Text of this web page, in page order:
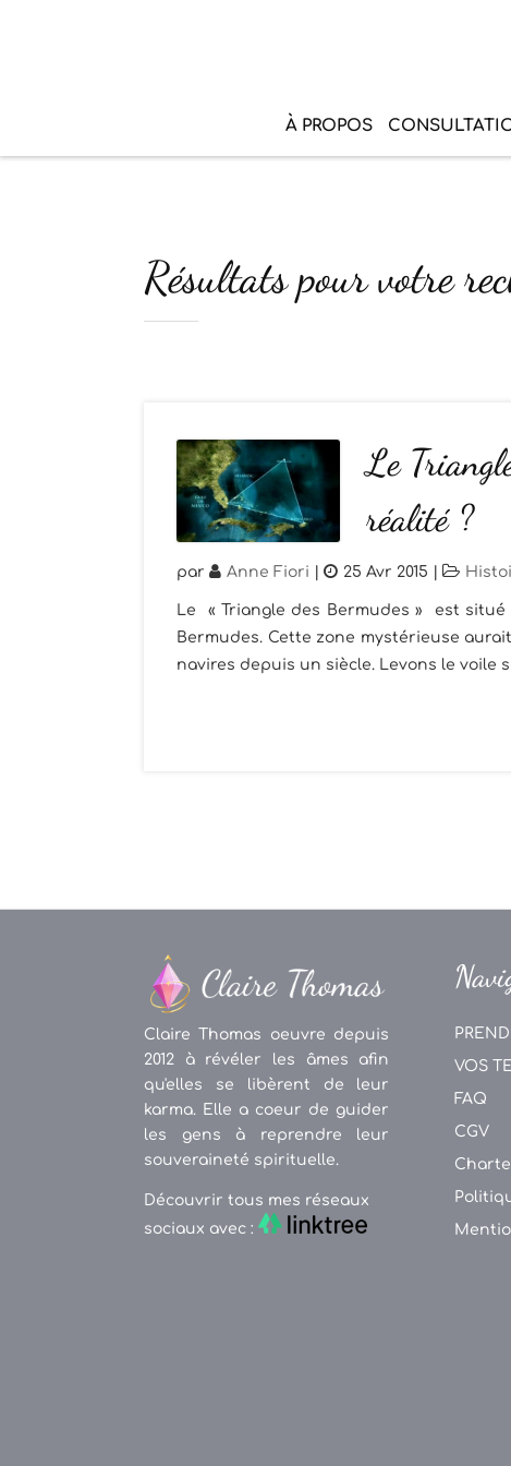
À PROPOS
Résultats pour votre
Le
réalité ?
par Anne Fiori | 25 Avr 2015 |
Le « Triangle des Bermudes » est situé
Bermudes. Cette zone mystérieuse
navires depuis un siècle. Levons le voile
Claire Thomas oeuvre depuis
2012 à révéler les âmes afin
qu'elles se libèrent de leur
karma. Elle a coeur de guider
les gens à reprendre leur
souveraineté spirituelle.
Découvrir tous mes réseaux
sociaux avec :
VOS
FAQ
CGV